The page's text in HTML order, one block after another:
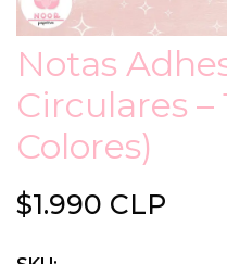
Notas
Circulares –
Colores)
$1.990 CLP